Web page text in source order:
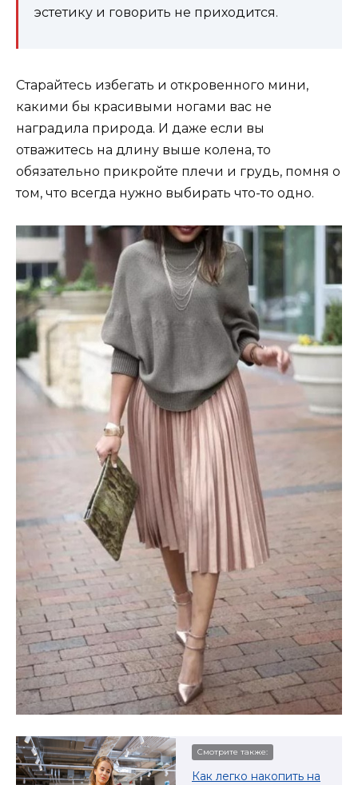
эстетику и говорить не приходится.
Старайтесь избегать и откровенного мини,
какими бы красивыми ногами вас не
наградила природа. И даже если вы
отважитесь на длину выше колена, то
обязательно прикройте плечи и грудь, помня о
том, что всегда нужно выбирать что-то одно.
Смотрите также:
Как легко накопить на